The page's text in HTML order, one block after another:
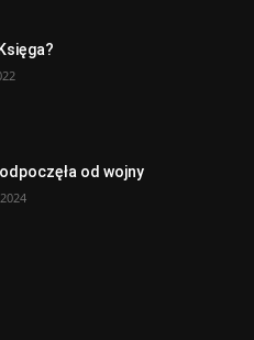
od wojny